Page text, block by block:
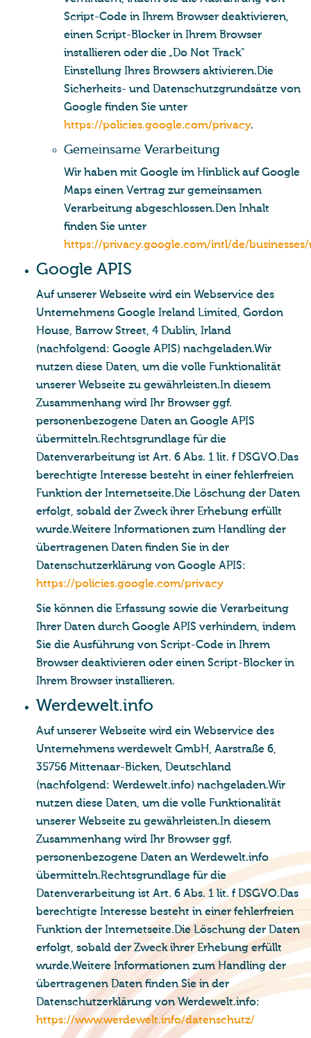
Script-Code in Ihrem Browser deaktivieren,
einen Script-Blocker in Ihrem Browser
installieren oder die „Do Not Track"
Einstellung Ihres Browsers aktivieren.Die
Sicherheits- und Datenschutzgrundsätze von
Google finden Sie unter
https://policies.google.com/privacy.
Ge­mein­sa­me Ver­ar­bei­tung
Wir haben mit Google im Hinblick auf Google
Maps einen Vertrag zur gemeinsamen
Verarbeitung abgeschlossen.Den Inhalt
finden Sie unter
https://privacy.google.com/intl/de/
Goog­le APIS
Auf unserer Webseite wird ein Webservice des
Unternehmens Google Ireland Limited, Gordon
House, Barrow Street, 4 Dublin, Irland
(nachfolgend: Google APIS) nachgeladen.Wir
nutzen diese Daten, um die volle Funktionalität
unserer Webseite zu gewährleisten.In diesem
Zusammenhang wird Ihr Browser ggf.
personenbezogene Daten an Google APIS
übermitteln.Rechtsgrundlage für die
Datenverarbeitung ist Art. 6 Abs. 1 lit. f DSGVO.Das
berechtigte Interesse besteht in einer fehlerfreien
Funktion der Internetseite.Die Löschung der Daten
erfolgt, sobald der Zweck ihrer Erhebung erfüllt
wurde.Weitere Informationen zum Handling der
übertragenen Daten finden Sie in der
Datenschutzerklärung von Google APIS:
https://policies.google.com/privacy
Sie können die Erfassung sowie die Verarbeitung
Ihrer Daten durch Google APIS verhindern, indem
Sie die Ausführung von Script-Code in Ihrem
Browser deaktivieren oder einen Script-Blocker in
Ihrem Browser installieren.
Wer­de­welt.info
Auf unserer Webseite wird ein Webservice des
Unternehmens werdewelt GmbH, Aarstraße 6,
35756 Mittenaar-Bicken, Deutschland
(nachfolgend: Werdewelt.info) nachgeladen.Wir
nutzen diese Daten, um die volle Funktionalität
unserer Webseite zu gewährleisten.In diesem
Zusammenhang wird Ihr Browser ggf.
personenbezogene Daten an Werdewelt.info
übermitteln.Rechtsgrundlage für die
Datenverarbeitung ist Art. 6 Abs. 1 lit. f DSGVO.Das
berechtigte Interesse besteht in einer fehlerfreien
Funktion der Internetseite.Die Löschung der Daten
erfolgt, sobald der Zweck ihrer Erhebung erfüllt
wurde.Weitere Informationen zum Handling der
übertragenen Daten finden Sie in der
Datenschutzerklärung von Werdewelt.info:
https://www.werdewelt.info/datenschutz/